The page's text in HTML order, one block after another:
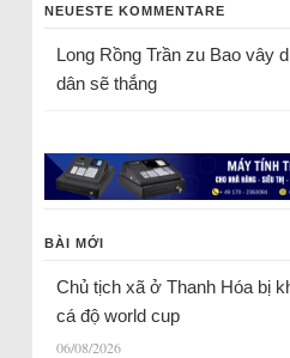
NEUESTE KOMMENTARE
Long Rồng Trầnzu Bao vây
dân sẽ thắng
BÀI MỚI
Chủ tịch xã ở Thanh Hóa bị
cá độ world cup
06/08/2026